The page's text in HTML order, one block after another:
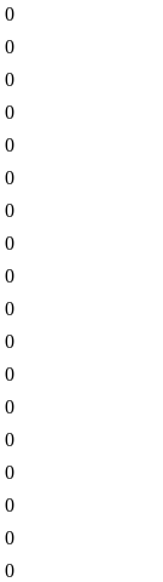
0
0
0
0
0
0
0
0
0
0
0
0
0
0
0
0
0
0